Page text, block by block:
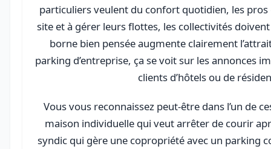
particuliers veulent du confort quotidien, les
site et à gérer leurs flottes, les collectivités
borne bien pensée augmente clairement
parking d’entreprise, ça se voit sur les annonces
clients d’hôtels ou de
Vous vous reconnaissez peut-être dans l’un de
maison individuelle qui veut arrêter de courir
syndic qui gère une copropriété avec un parking